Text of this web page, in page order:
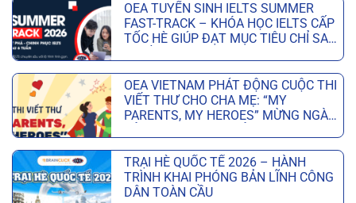
OEA TUYỂN SINH IELTS SUMMER
FAST-TRACK – KHÓA HỌC IELTS CẤP
TỐC HÈ GIÚP ĐẠT MỤC TIÊU CHỈ SAU
Không
có
bình
luận
ở
TUYỂN
SINH
IELTS
SUMMER
OEA VIETNAM PHÁT ĐỘNG CUỘC THI
VIẾT THƯ CHO CHA MẸ: “MY
PARENTS, MY HEROES” MỪNG NGÀY
Không
có
bình
luận
ở
TRẠI HÈ QUỐC TẾ 2026 – HÀNH
TRÌNH KHAI PHÓNG BẢN LĨNH CÔNG
DÂN TOÀN CẦU